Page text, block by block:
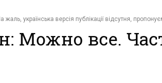
жаль, українська версія публікації відсутня,
Можно все.